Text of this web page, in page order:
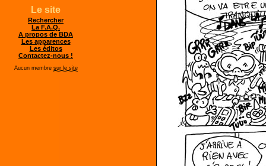
Le site
Rechercher
La F.A.Q.
A propos de BDA
Les apparences
Les éditos
Contactez-nous !
Aucun membre sur le site